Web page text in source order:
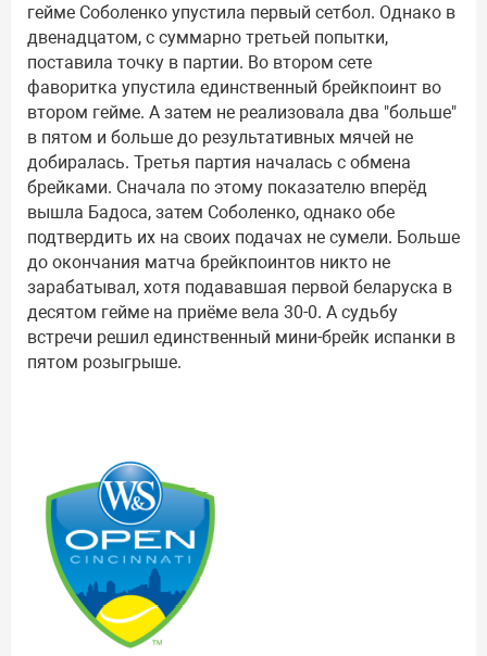
гейме Соболенко упустила первый сетбол. Однако в
двенадцатом, с суммарно третьей попытки,
поставила точку в партии. Во втором сете
фаворитка упустила единственный брейкпоинт во
втором гейме. А затем не реализовала два "больше"
в пятом и больше до результативных мячей не
добиралась. Третья партия началась с обмена
брейками. Сначала по этому показателю вперёд
вышла Бадоса, затем Соболенко, однако обе
подтвердить их на своих подачах не сумели. Больше
до окончания матча брейкпоинтов никто не
зарабатывал, хотя подававшая первой беларуска в
десятом гейме на приёме вела 30-0. А судьбу
встречи решил единственный мини-брейк испанки в
пятом розыгрыше.